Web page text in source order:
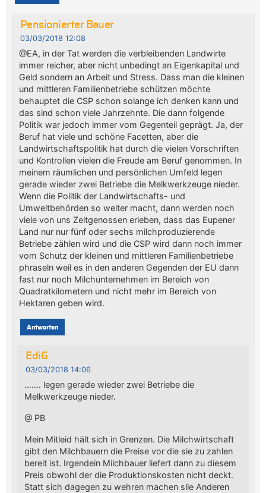
Pensionierter Bauer
03/03/2018 12:08
@EA, in der Tat werden die verbleibenden Landwirte
immer reicher, aber nicht unbedingt an Eigenkapital und
Geld sondern an Arbeit und Stress. Dass man die kleinen
und mittleren Familienbetriebe schützen möchte
behauptet die CSP schon solange ich denken kann und
das sind schon viele Jahrzehnte. Die dann folgende
Politik war jedoch immer vom Gegenteil geprägt. Ja, der
Beruf hat viele und schöne Facetten, aber die
Landwirtschaftspolitik hat durch die vielen Vorschriften
und Kontrollen vielen die Freude am Beruf genommen. In
meinem räumlichen und persönlichen Umfeld legen
gerade wieder zwei Betriebe die Melkwerkzeuge nieder.
Wenn die Politik der Landwirtschafts- und
Umweltbehörden so weiter macht, dann werden noch
viele von uns Zeitgenossen erleben, dass das Eupener
Land nur nur fünf oder sechs milchproduzierende
Betriebe zählen wird und die CSP wird dann noch immer
vom Schutz der kleinen und mittleren Familienbetriebe
phraseln weil es in den anderen Gegenden der EU dann
fast nur noch Milchunternehmen im Bereich von
Quadratkilometern und nicht mehr im Bereich von
Hektaren geben wird.
Antworten
EdiG
03/03/2018 14:06
……. legen gerade wieder zwei Betriebe die
Melkwerkzeuge nieder.
@ PB
Mein Mitleid hält sich in Grenzen. Die Milchwirtschaft
gibt den Milchbauern die Preise vor die sie zu zahlen
bereit ist. Irgendein Milchbauer liefert dann zu diesem
Preis obwohl der die Produktionskosten nicht deckt.
Statt sich dagegen zu wehren machen slle Anderen